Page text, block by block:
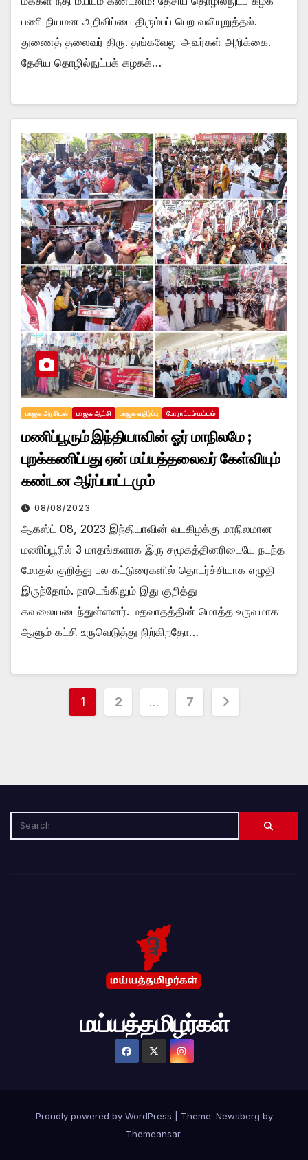
பணி நியமன அறிவிப்பை திரும்பப் பெற வலியுறுத்தல்.
துணைத் தலைவர் திரு. தங்கவேலு அவர்கள் அறிக்கை.
தேசிய தொழில்நுட்பக் கழகக்…
பாஜக அரசியல் பாஜக ஆட்சி பாஜக எதிர்ப்பு போராட்டம் மய்யம்
மணிப்பூரும் இந்தியாவின் ஓர் மாநிலமே ;
புறக்கணிப்பது ஏன் மய்யத்தலைவர் கேள்வியும்
கண்டன ஆர்ப்பாட்டமும்
08/08/2023
ஆகஸ்ட் 08, 2023 இந்தியாவின் வடகிழக்கு மாநிலமான
மணிப்பூரில் 3 மாதங்களாக இரு சமூகத்தினரிடையே நடந்த
மோதல் குறித்து பல கட்டுரைகளில் தொடர்ச்சியாக எழுதி
இருந்தோம். நாடெங்கிலும் இது குறித்து
கவலையடைந்துள்ளனர். மதவாதத்தின் மொத்த உருவமாக
ஆளும் கட்சி உருவெடுத்து நிற்கிறதோ…
Posts
1 2 … 7
மய்யத்தமிழர்கள்
Proudly powered by WordPress Theme: Newsberg by
Themeansar.